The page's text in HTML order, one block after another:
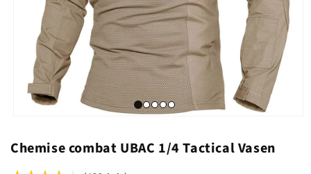
Chemise combat UBAC 1/4 Tactical Vasen